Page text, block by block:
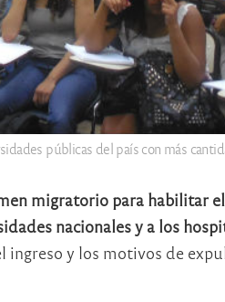
públicas del país con más
migratorio para habilitar
nacionales y a los
ingreso y los motivos de